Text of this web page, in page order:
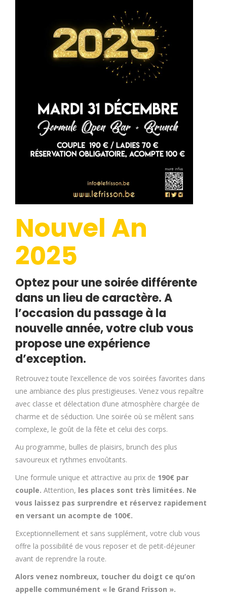
Nouvel An
2025
Optez pour une soirée différente
dans un lieu de caractère. A
l’occasion du passage à la
nouvelle année, votre club vous
propose une expérience
d’exception.
Retrouvez toute l’excellence de vos soirées favorites dans
une ambiance des plus prestigieuses. Venez vous repaître
avec classe et délectation d’une atmosphère chargée de
charme et de séduction. Une soirée où se mêlent sans
complexe, le goût de la fête et celui des corps.
Au programme, bulles de plaisirs, brunch des plus
savoureux et rythmes envoûtants.
Une formule unique et attractive au prix de 190€ par
couple. Attention, les places sont très limitées. Ne
vous laissez pas surprendre et réservez rapidement
en versant un acompte de 100€.
Exceptionnellement et sans supplément, votre club vous
offre la possibilité de vous reposer et de petit-déjeuner
avant de reprendre la route.
Alors venez nombreux, toucher du doigt ce qu’on
appelle communément « le Grand Frisson ».